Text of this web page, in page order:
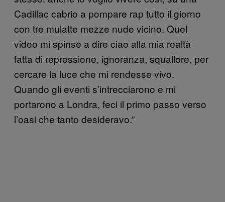
Cadillac cabrio a pompare rap tutto il giorno
con tre mulatte mezze nude vicino. Quel
video mi spinse a dire ciao alla mia realtà
fatta di repressione, ignoranza, squallore, per
cercare la luce che mi rendesse vivo.
Quando gli eventi s’intrecciarono e mi
portarono a Londra, feci il primo passo verso
l’oasi che tanto desideravo.”